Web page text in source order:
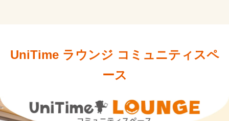
UniTime ラウンジ コミュニティスペ
ース